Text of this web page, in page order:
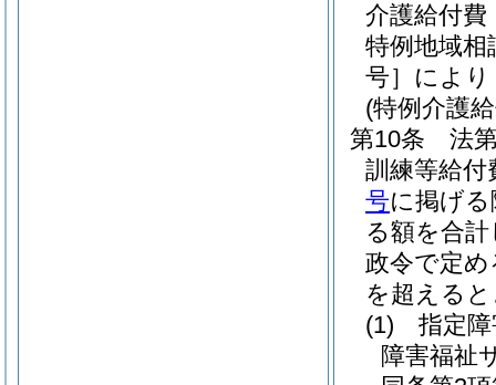
介護給付費
特例地域相
号］によ
(特例介護
第10条
法
訓練等給
号に掲げ
る額を合
政令で定
を超える
(1)
指定
障害福祉